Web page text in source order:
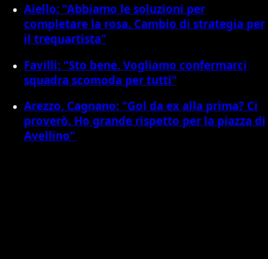
Aiello: "Abbiamo le soluzioni per
completare la rosa. Cambio di strategia per
il trequartista"
Favilli: "Sto bene. Vogliamo confermarci
squadra scomoda per tutti"
Arezzo, Cagnano: "Gol da ex alla prima? Ci
proverò. Ho grande rispetto per la piazza di
Avellino"